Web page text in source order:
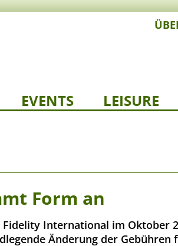
EVENTS LEISURE
Form an
Fidelity International im Oktober
Änderung der Gebühren